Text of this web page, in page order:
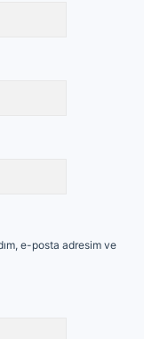
e-posta adresim ve